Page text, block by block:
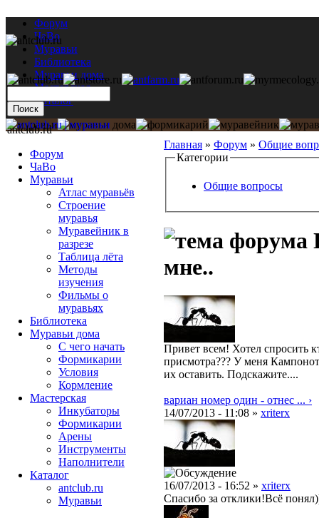
Форум
ЧаВо
Муравьи
Библиотека
Муравьи дома
Мастерская
Каталог
Главная » Форум » Общие
Категории
Общие вопросы
мне..
Привет всем! Хотел спросить
присмотра??? У меня
их оставить. Подскажите....
вариан номер один - отнес ... ›
14/07/2013 - 11:08 » xriterx
16/07/2013 - 16:52 » xriterx
Спасибо за отклики!Всё
antclub.ru
Форум
ЧаВо
Муравьи
Атлас муравьёв
Строение
муравья
Муравейник в
разрезе
Таблица лёта
Методы
изучения
Фильмы о
муравьях
Библиотека
Муравьи дома
С чего начать
Формикарии
Условия
Кормление
Мастерская
Инкубаторы
Формикарии
Арены
Инструменты
Наполнители
Каталог
antclub.ru
Муравьи